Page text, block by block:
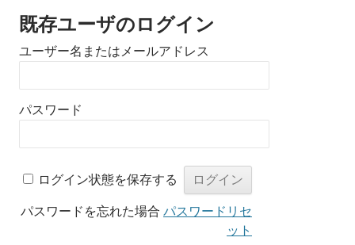
既存ユーザのログイン
ユーザー名またはメールアドレス
パスワード
ログイン状態を保存する
パスワードを忘れた場合 パスワードリセ
ット